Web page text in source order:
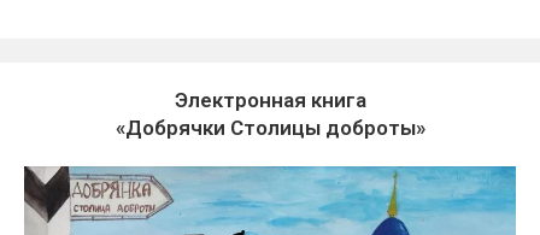
Электронная книга
«Добрячки Столицы доброты»